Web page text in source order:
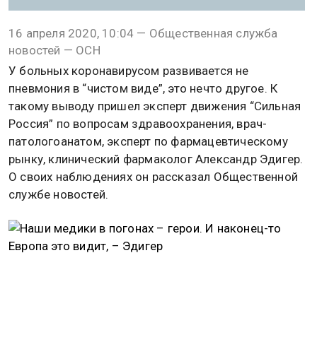
16 апреля 2020, 10:04 — Общественная служба
новостей — ОСН
У больных коронавирусом развивается не
пневмония в “чистом виде”, это нечто другое. К
такому выводу пришел эксперт движения “Сильная
Россия” по вопросам здравоохранения, врач-
патологоанатом, эксперт по фармацевтическому
рынку, клинический фармаколог Александр Эдигер.
О своих наблюдениях он рассказал Общественной
службе новостей.